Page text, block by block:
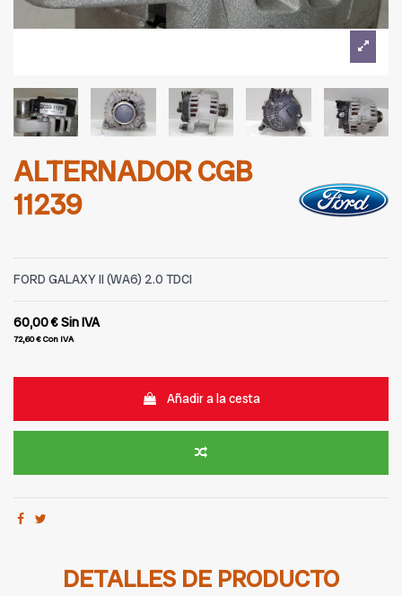
ALTERNADOR CGB
11239
FORD GALAXY II (WA6) 2.0 TDCI
60,00 €Sin IVA
72,60 €Con IVA
Añadir a la cesta
DETALLES DE PRODUCTO